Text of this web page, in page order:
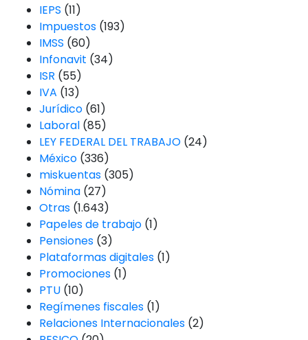
IEPS (11)
Impuestos(193)
IMSS (60)
Infonavit (34)
ISR (55)
IVA (13)
Jurídico(61)
Laboral(85)
LEY FEDERAL DEL TRABAJO(24)
México(336)
miskuentas(305)
Nómina(27)
Otras(1.643)
Papeles de trabajo(1)
Pensiones(3)
Plataformas digitales(1)
Promociones(1)
PTU(10)
Regímenes fiscales(1)
Relaciones Internacionales(2)